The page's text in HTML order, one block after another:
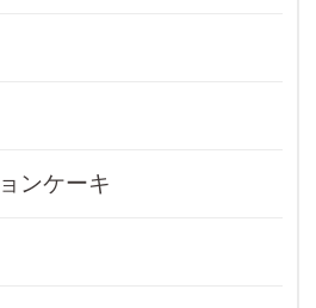
ンケーキ